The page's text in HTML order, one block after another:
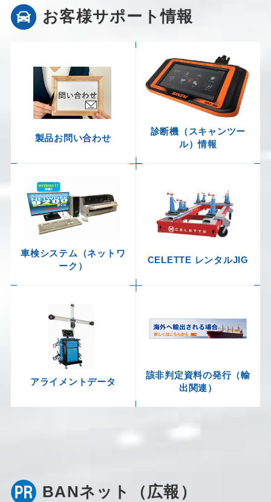
お客様サポート情報
製品お問い合わせ
診断機（スキャンツー
ル）情報
車検システム（ネットワ
ーク）
CELETTE レンタルJIG
アライメントデータ
該非判定資料の発行（輸
出関連）
BANネット（広報）